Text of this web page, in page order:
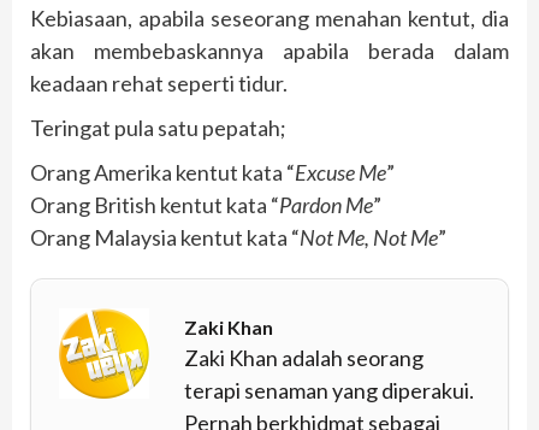
Kebiasaan, apabila seseorang menahan kentut, dia
akan membebaskannya apabila berada dalam
keadaan rehat seperti tidur.
Teringat pula satu pepatah;
Orang Amerika kentut kata “Excuse Me”
Orang British kentut kata “Pardon Me”
Orang Malaysia kentut kata “Not Me, Not Me”
Zaki Khan
Zaki Khan adalah seorang
terapi senaman yang diperakui.
Pernah berkhidmat sebagai